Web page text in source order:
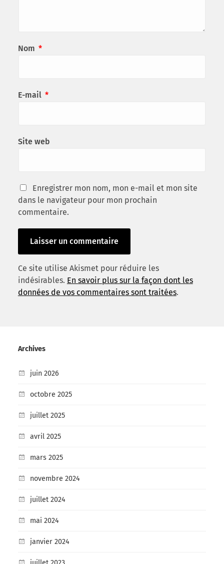
Nom *
E-mail *
Site web
Enregistrer mon nom, mon e-mail et mon site
dans le navigateur pour mon prochain
commentaire.
Ce site utilise Akismet pour réduire les
indésirables. En savoir plus sur la façon dont les
données de vos commentaires sont traitées.
Archives
juin 2026
octobre 2025
juillet 2025
avril 2025
mars 2025
novembre 2024
juillet 2024
mai 2024
janvier 2024